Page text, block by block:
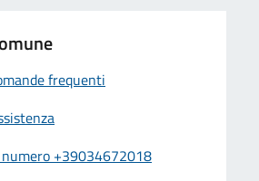
frequenti
+39034672018